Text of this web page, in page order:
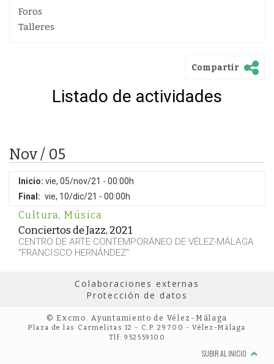
Foros
Talleres
Compartir
Listado de actividades
Nov / 05
Inicio: vie, 05/nov/21 - 00:00h
Final: vie, 10/dic/21 - 00:00h
Cultura, Música
Conciertos de Jazz, 2021
CENTRO DE ARTE CONTEMPORÁNEO DE VÉLEZ-MÁLAGA
"FRANCISCO HERNÁNDEZ"
Colaboraciones externas
Protección de datos
© Excmo. Ayuntamiento de Vélez-Málaga
Plaza de las Carmelitas 12 - C.P. 29700 - Vélez-Málaga
Tlf: 952559100
SUBIR AL INICIO